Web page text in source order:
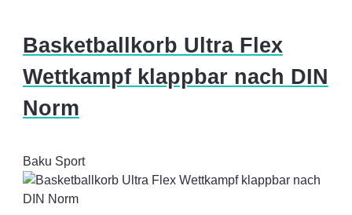
Basketballkorb Ultra Flex
Wettkampf klappbar nach DIN
Norm
Baku Sport
Bildergalerie überspringen